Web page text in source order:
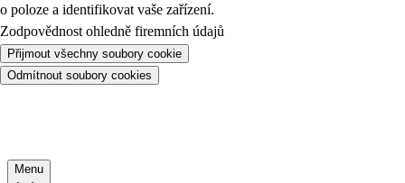
o poloze a identifikovat vaše zařízení.
Zodpovědnost ohledně firemních údajů
Přijmout všechny soubory cookie
Odmítnout soubory cookies
Menu